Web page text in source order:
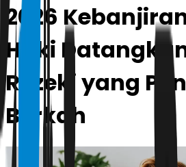
2026
Hoki
Rezeki yang
Berkah